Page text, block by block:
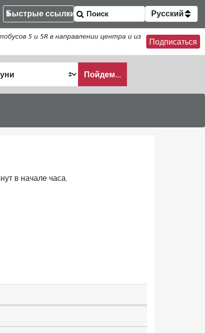
Быстрые ссылки Русский
5 и 5R в направлении центра и из
Подписаться
Пойдем...
в начале часа.